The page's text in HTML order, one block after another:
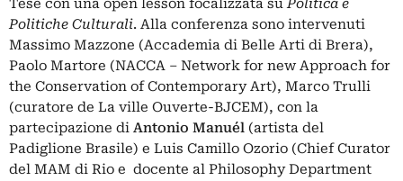
Tese con una open lesson focalizzata suPolitica e
Politiche Culturali. Alla conferenza sono intervenuti
Massimo Mazzone (Accademia di Belle Arti di Brera),
Paolo Martore (NACCA – Network for new Approach for
the Conservation of Contemporary Art), Marco Trulli
(curatore de La ville Ouverte-BJCEM), con la
partecipazione di Antonio Manuél (artista del
Padiglione Brasile) e Luis Camillo Ozorio (Chief Curator
del MAM di Rio e docente al Philosophy Department